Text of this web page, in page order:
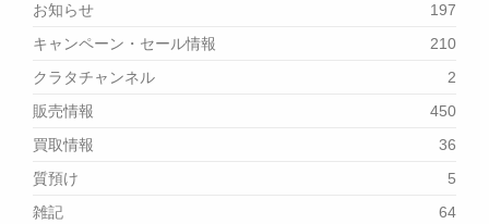
お知らせ
197
キャンペーン・セール情報
210
クラタチャンネル
2
販売情報
450
買取情報
36
質預け
5
雑記
64